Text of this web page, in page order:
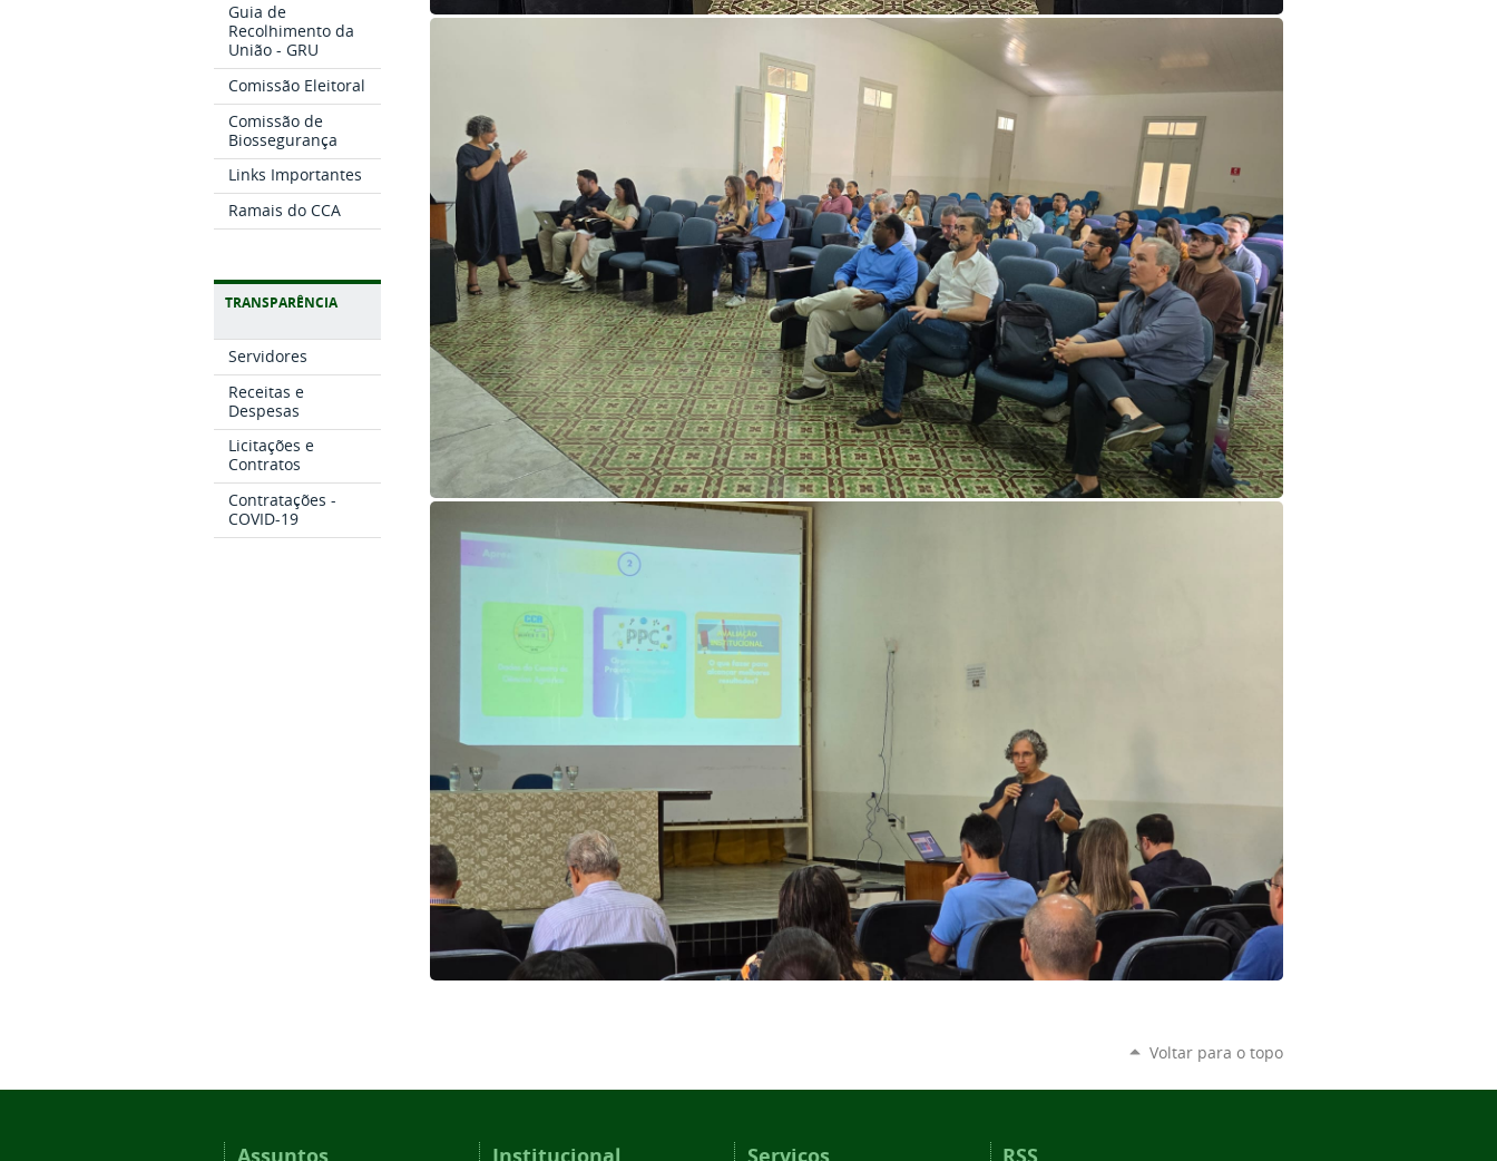
Guia de
Recolhimento da
União - GRU
Comissão Eleitoral
Comissão de
Biossegurança
Links Importantes
Ramais do CCA
TRANSPARÊNCIA
Servidores
Receitas e
Despesas
Licitações e
Contratos
Contratações -
COVID-19
Voltar para o topo